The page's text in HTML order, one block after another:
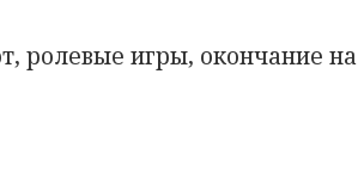
ролевые игры, окончание на